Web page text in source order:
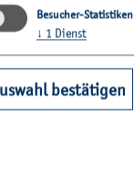
Fachbereiche
Besucher-Statistiken
↓ 1 Dienst
bestätigen